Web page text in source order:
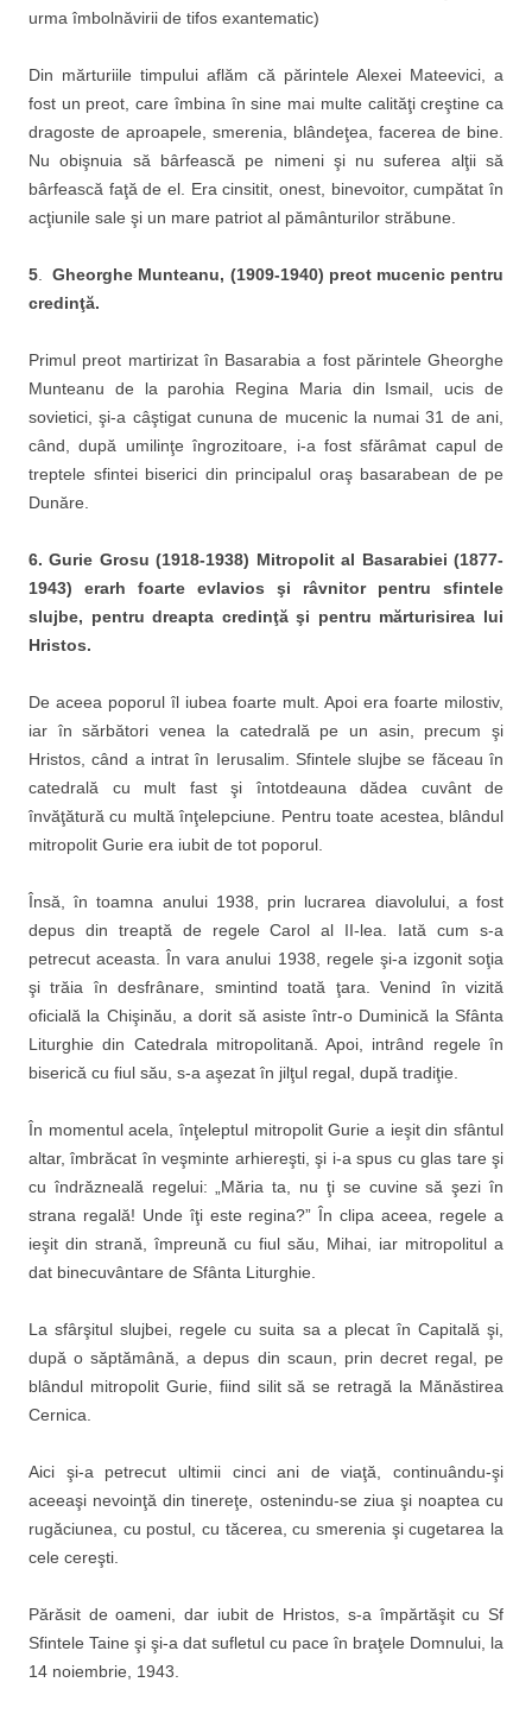
urma îmbolnăvirii de tifos exantematic)
Din mărturiile timpului aflăm că părintele Alexei Mateevici, a
fost un preot, care îmbina în sine mai multe calităţi creştine ca
dragoste de aproapele, smerenia, blândeţea, facerea de bine.
Nu obişnuia să bârfească pe nimeni şi nu suferea alţii să
bârfească faţă de el. Era cinsitit, onest, binevoitor, cumpătat în
acţiunile sale şi un mare patriot al pământurilor străbune.
5 .Gheorghe Munteanu, (1909-1940) preot mucenic pentru
credinţă.
Primul preot martirizat în Basarabia a fost părintele Gheorghe
Munteanu de la parohia Regina Maria din Ismail, ucis de
sovietici, şi-a câştigat cununa de mucenic la numai 31 de ani,
când, după umilinţe îngrozitoare, i-a fost sfărâmat capul de
treptele sfintei biserici din principalul oraş basarabean de pe
Dunăre.
6. Gurie Grosu (1918-1938) Mitropolit al Basarabiei (1877-
1943) erarh foarte evlavios şi râvnitor pentru sfintele
slujbe, pentru dreapta credinţă şi pentru mărturisirea lui
Hristos.
De aceea poporul îl iubea foarte mult. Apoi era foarte milostiv,
iar în sărbători venea la catedrală pe un asin, precum şi
Hristos, când a intrat în Ierusalim. Sfintele slujbe se făceau în
catedrală cu mult fast şi întotdeauna dădea cuvânt de
învăţătură cu multă înţelepciune. Pentru toate acestea, blândul
mitropolit Gurie era iubit de tot poporul.
Însă, în toamna anului 1938, prin lucrarea diavolului, a fost
depus din treaptă de regele Carol al II-lea. Iată cum s-a
petrecut aceasta. În vara anului 1938, regele şi-a izgonit soţia
şi trăia în desfrânare, smintind toată ţara. Venind în vizită
oficială la Chişinău, a dorit să asiste într-o Duminică la Sfânta
Liturghie din Catedrala mitropolitană. Apoi, intrând regele în
biserică cu fiul său, s-a aşezat în jilţul regal, după tradiţie.
În momentul acela, înţeleptul mitropolit Gurie a ieşit din sfântul
altar, îmbrăcat în veşminte arhiereşti, şi i-a spus cu glas tare şi
cu îndrăzneală regelui: „Măria ta, nu ţi se cuvine să şezi în
strana regală! Unde îţi este regina?” În clipa aceea, regele a
ieşit din strană, împreună cu fiul său, Mihai, iar mitropolitul a
dat binecuvântare de Sfânta Liturghie.
La sfârşitul slujbei, regele cu suita sa a plecat în Capitală şi,
după o săptămână, a depus din scaun, prin decret regal, pe
blândul mitropolit Gurie, fiind silit să se retragă la Mănăstirea
Cernica.
Aici şi-a petrecut ultimii cinci ani de viaţă, continuându-şi
aceeaşi nevoinţă din tinereţe, ostenindu-se ziua şi noaptea cu
rugăciunea, cu postul, cu tăcerea, cu smerenia şi cugetarea la
cele cereşti.
Părăsit de oameni, dar iubit de Hristos, s-a împărtăşit cu Sf
Sfintele Taine şi şi-a dat sufletul cu pace în braţele Domnului, la
14 noiembrie, 1943.